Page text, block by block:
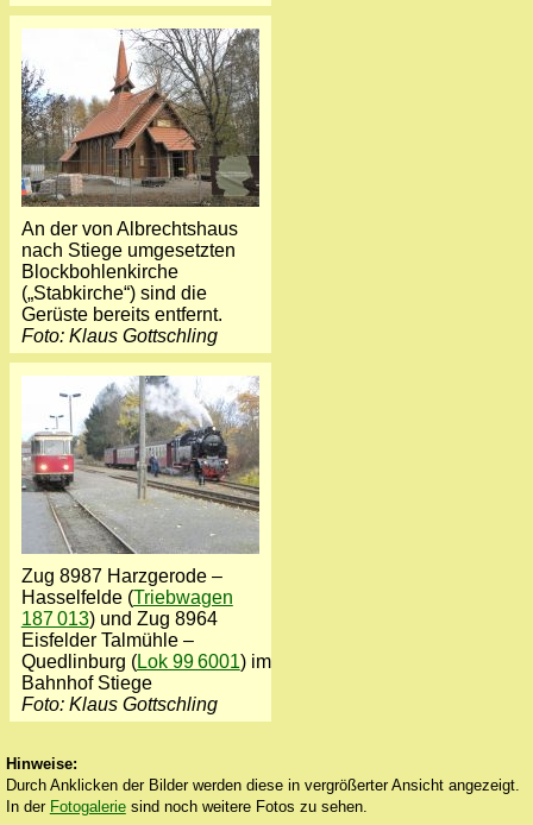
An der von Albrechtshaus
nach Stiege umgesetzten
Blockbohlenkirche
(„Stabkirche“) sind die
Gerüste bereits entfernt.
Foto: Klaus Gottschling
Zug 8987 Harzgerode –
Hasselfelde (Triebwagen
187 013) und Zug 8964
Eisfelder Talmühle –
Quedlinburg (Lok 99 6001) im
Bahnhof Stiege
Foto: Klaus Gottschling
Hinweise:
Durch Anklicken der Bilder werden diese in vergrößerter Ansicht angezeigt.
In der Fotogaleriesind noch weitere Fotos zu sehen.